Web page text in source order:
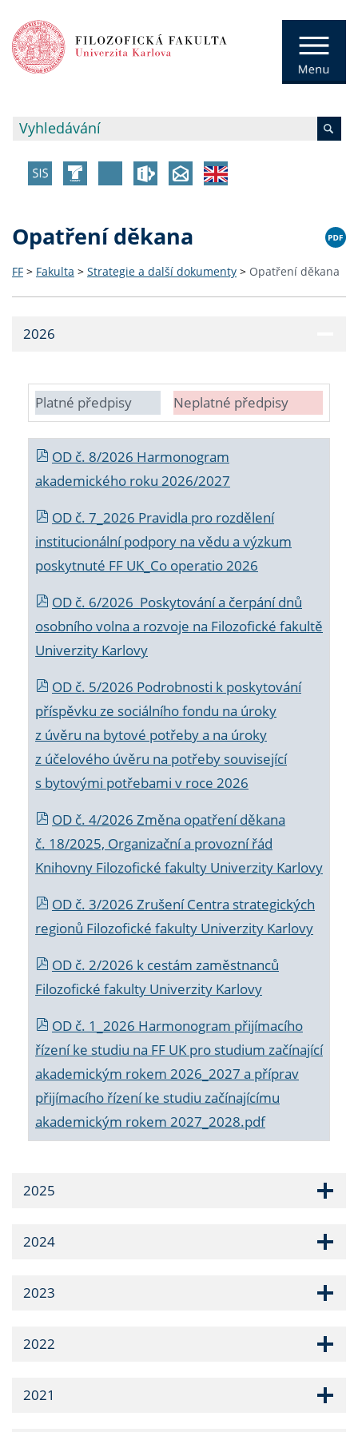
Opatření děkana
FF > Fakulta > Strategie a další dokumenty > Opatření děkana
2026
Platné předpisy Neplatné předpisy
OD č. 8/2026 Harmonogram
akademického roku 2026/2027
OD č. 7_2026 Pravidla pro rozdělení
institucionální podpory na vědu a výzkum
poskytnuté FF UK_Co operatio 2026
OD č. 6/2026 Poskytování a čerpání dnů
osobního volna a rozvoje na Filozofické fakultě
Univerzity Karlovy
OD č. 5/2026 Podrobnosti k poskytování
příspěvku ze sociálního fondu na úroky
z úvěru na bytové potřeby a na úroky
z účelového úvěru na potřeby související
s bytovými potřebami v roce 2026
OD č. 4/2026 Změna opatření děkana
č. 18/2025, Organizační a provozní řád
Knihovny Filozofické fakulty Univerzity Karlovy
OD č. 3/2026 Zrušení Centra strategických
regionů Filozofické fakulty Univerzity Karlovy
OD č. 2/2026 k cestám zaměstnanců
Filozofické fakulty Univerzity Karlovy
OD č. 1_2026 Harmonogram přijímacího
řízení ke studiu na FF UK pro studium začínající
akademickým rokem 2026_2027 a příprav
přijímacího řízení ke studiu začínajícímu
akademickým rokem 2027_2028.pdf
2025
2024
2023
2022
2021